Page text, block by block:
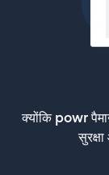
क्योंकि powr